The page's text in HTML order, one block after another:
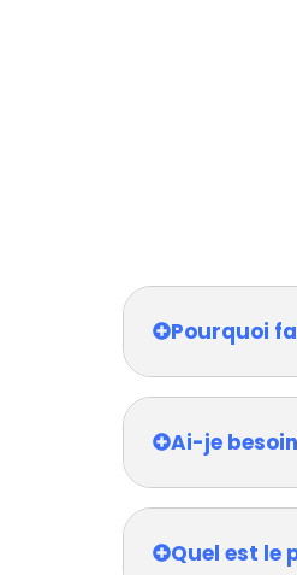
Pourquoi
Ai-je
Quel est le